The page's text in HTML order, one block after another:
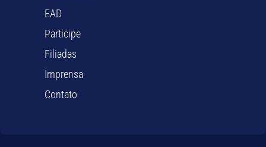
EAD
Participe
Filiadas
Imprensa
Contato